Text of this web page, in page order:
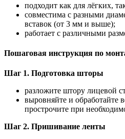
подходит как для лёгких,
совместима с разными
вставок (от 3 мм и выше);
работает с различными
Пошаговая инструкция по
Шаг 1. Подготовка шторы
разложите штору лицевой
выровняйте и обработайте
прострочите при
Шаг 2. Пришивание ленты